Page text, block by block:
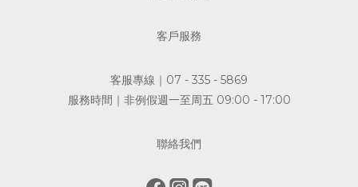
客戶服務
客服專線｜07 - 335 - 5869
服務時間｜非例假週一至周五 09:00 - 17:00
聯絡我們